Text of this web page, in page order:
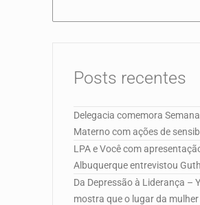
de Campo de…
Posts recentes
Delegacia comemora
Materno com ações de
LPA e Você com
Albuquerque entrevistou
Da Depressão à Liderança –
mostra que o lugar da mulher